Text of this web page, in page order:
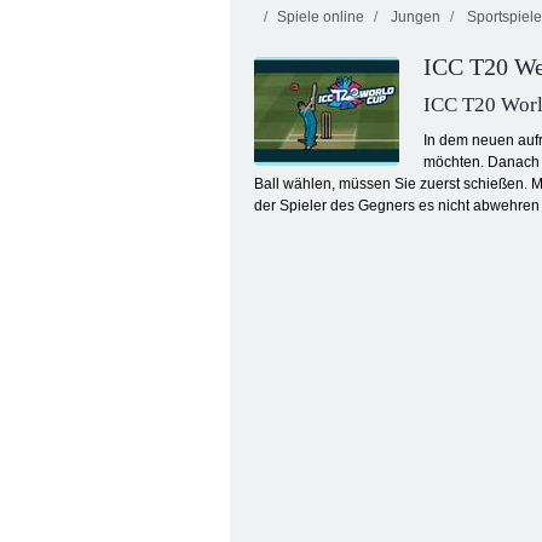
Mahjong Mania
Spiele online Jungen Sportspiele
ICC T20
ICC T20
In dem neuen
möchten.
Ball wählen, müssen Sie zuerst schießen.
der Spieler des Gegners es nicht